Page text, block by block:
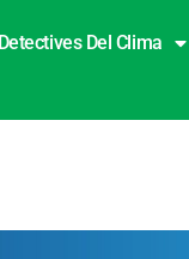
Detectives Del Clima